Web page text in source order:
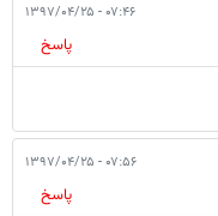
۰۷:۴۶ - ۱۳۹۷/۰۴/۲۵
پاسخ
۰۷:۵۶ - ۱۳۹۷/۰۴/۲۵
پاسخ